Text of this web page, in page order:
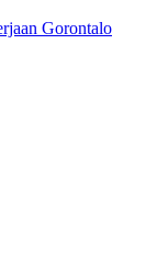
Gorontalo